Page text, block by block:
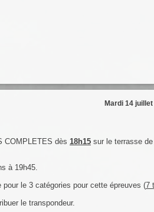
Mardi 14
COMPLETES dès 18h15 sur le terrasse
à 19h45.
le 3 catégories pour cette épreuves (7
le transpondeur.